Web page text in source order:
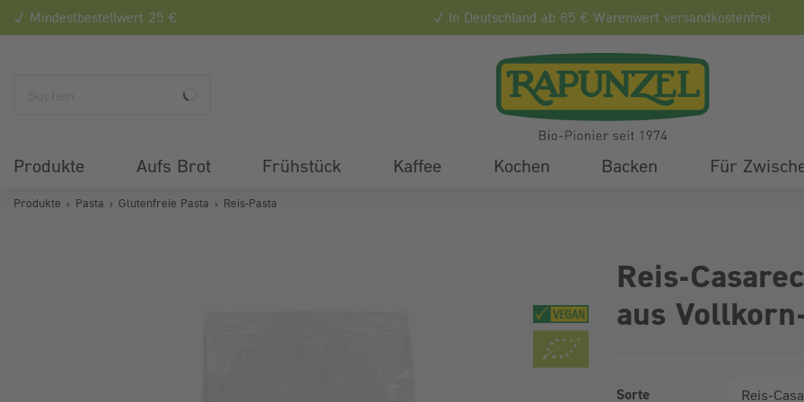
Mindestbestellwert 25 € In Deutschland ab 65 € Warenwert versandkostenfrei
Produkte Aufs Brot Frühstück Kaffee Kochen Backen Für
Produkte Pasta Glutenfreie Pasta Reis-Pasta
Reis-
aus
Sorte